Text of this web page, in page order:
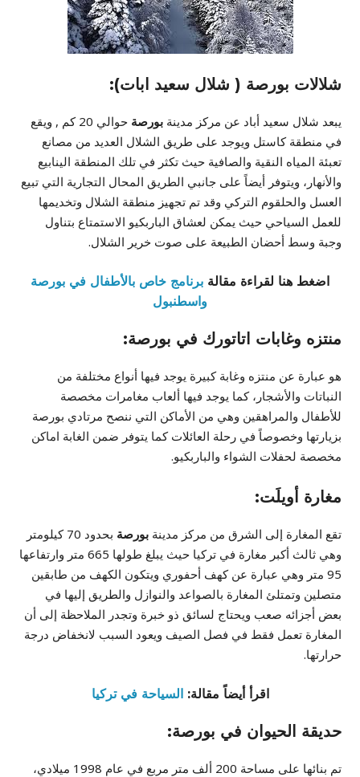
شلالات بورصة ( شلال سعيد ابات):
يبعد شلال سعيد أباد عن مركز مدينةبورصة
حوالي 20 كم , ويقع
في منطقة كاستل ويوجد على طريق الشلال العديد من مصانع
تعبئة المياه النقية والصافية حيث تكثر في تلك المنطقة الينابيع
والأنهار، ويتوفر أيضاً على جانبي الطريق المحال التجارية التي تبيع
العسل والحلقوم التركي وقد تم تجهيز منطقة الشلال وتخديمها
للعمل السياحي حيث يمكن لعشاق الباربكيو الاستمتاع بتناول
وجبة وسط أحضان الطبيعة على صوت خرير الشلال.
اضغط هنا لقراءة مقالة برنامج خاص بالأطفال في بورصة
واسطنبول
منتزه وغابات اتاتورك في بورصة:
هو عبارة عن منتزه وغابة كبيرة يوجد فيها أنواع مختلفة من
النباتات والأشجار، كما يوجد فيها ألعاب مغامرات مخصصة
للأطفال والمراهقين وهي من الأماكن التي ننصح مرتادي بورصة
بزيارتها وخصوصاً في رحلة العائلات كما يتوفر ضمن الغابة اماكن
مخصصة لحفلات الشواء والباربكيو.
مغارة أويلَت:
تقع المغارة إلى الشرق من مركز مدينةبورصة
بحدود 70 كيلومتر
وهي ثالث أكبر مغارة في تركيا حيث يبلغ طولها 665 متر وارتفاعها
95 متر وهي عبارة عن كهف أحفوري ويتكون الكهف من طابقين
متصلين وتمتلئ المغارة بالصواعد والنوازل والطريق إليها في
بعض أجزائه صعب ويحتاج لسائق ذو خبرة وتجدر الملاحظة إلى أن
المغارة تعمل فقط في فصل الصيف ويعود السبب لانخفاض درجة
حرارتها.
اقرأ أيضاً مقالة:السياحة في تركيا
حديقة الحيوان في بورصة:
تم بنائها على مساحة 200 ألف متر مربع في عام 1998 ميلادي،